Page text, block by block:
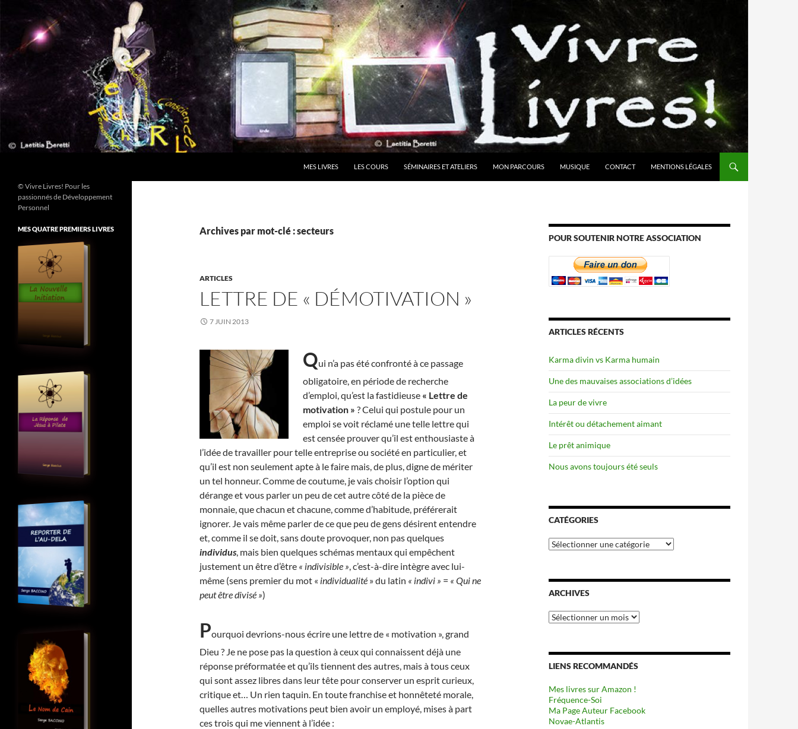
contenu
MES LIVRES LES COURS SÉMINAIRES ET ATELIERS MON PARCOURS MUSIQUE CONTACT MENTIONS LÉGALES
Archives par mot-clé : secteurs
ARTICLES
LETTRE DE « DÉMOTIVATION »
7 JUIN 2013
Qui n’a pas été confronté à ce passage
obligatoire, en période de recherche
d’emploi, qu’est la fastidieuse « Lettre de
motivation » ? Celui qui postule pour un
emploi se voit réclamé une telle lettre qui
est censée prouver qu’il est enthousiaste à
l’idée de travailler pour telle entreprise ou société en particulier, et
qu’il est non seulement apte à le faire mais, de plus, digne de mériter
un tel honneur. Comme de coutume, je vais choisir l’option qui
dérange et vous parler un peu de cet autre côté de la pièce de
monnaie, que chacun et chacune, comme d’habitude, préférerait
ignorer. Je vais même parler de ce que peu de gens désirent entendre
et, comme il se doit, sans doute provoquer, non pas quelques
individus, mais bien quelques schémas mentaux qui empêchent
justement un être d’être « indivisible », c’est-à-dire intègre avec lui-
même (sens premier du mot « individualité » du latin « indivi » = « Qui ne
peut être divisé »)
Pourquoi devrions-nous écrire une lettre de « motivation », grand
Dieu ? Je ne pose pas la question à ceux qui connaissent déjà une
réponse préformatée et qu’ils tiennent des autres, mais à tous ceux
qui sont assez libres dans leur tête pour conserver un esprit curieux,
critique et… Un rien taquin. En toute franchise et honnêteté morale,
quelles autres motivations peut bien avoir un employé, mises à part
ces trois qui me viennent à l’idée :
POUR SOUTENIR NOTRE ASSOCIATION
ARTICLES RÉCENTS
Karma divin vs Karma humain
Une des mauvaises associations d’idées
La peur de vivre
Intérêt ou détachement aimant
Le prêt animique
Nous avons toujours été seuls
CATÉGORIES
Catégories
ARCHIVES
Archives
LIENS RECOMMANDÉS
Mes livres sur Amazon !
Fréquence-Soi
Ma Page Auteur Facebook
Novae-Atlantis
© Vivre Livres! Pour les
passionnés de Développement
Personnel
MES QUATRE PREMIERS LIVRES